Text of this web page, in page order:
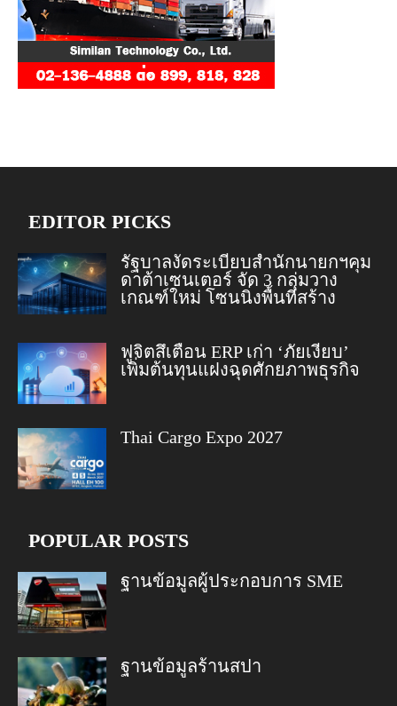
EDITOR PICKS
รัฐบาลงัดระเบียบสำนักนายกฯคุม
ดาต้าเซนเตอร์ จัด 3 กลุ่มวาง
เกณฑ์ใหม่ โซนนิ่งพื้นที่สร้าง
ฟูจิตสึเตือน ERP เก่า ‘ภัยเงียบ’
เพิ่มต้นทุนแฝงฉุดศักยภาพธุรกิจ
Thai Cargo Expo 2027
POPULAR POSTS
ฐานข้อมูลผู้ประกอบการ SME
ฐานข้อมูลร้านสปา